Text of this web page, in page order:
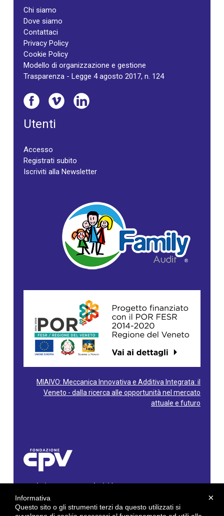
Chi siamo
Dove siamo
Contattaci
Privacy Policy
Cookie Policy
Modello di organizzazione e gestione
Trasparenza - Legge 4 agosto 2017, n. 124
Utenti
Accesso
Registrati subito
Iscriviti alla Newsletter
MIAIVO: Meccanica Innovativa e Additiva Integrata: il
Veneto - dalla ricerca alle opportunità nel mercato
attuale e futuro
Fondazione Centro Produttività Veneto
Via Gioacchino Rossini, 60 - 36100 Vicenza - Italy
Tel. 0444/960500 - Fax 0444/1932220
C.F. e P. IVA: 02429800242
×
Informativa
Questo sito o gli strumenti terzi da questo utilizzati si